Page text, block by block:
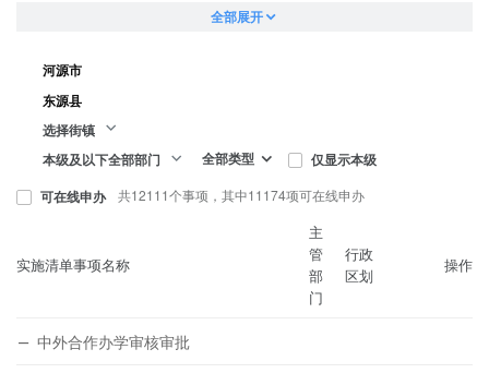
全部展开
河源市
东源县
选择街镇
本级及以下全部部门
全部类型
仅显示本级
可在线申办
共12111个事项，其中11174项可在线申办
实施清单事项名称
主
管
部
门
行政
区划
操作
中外合作办学审核审批